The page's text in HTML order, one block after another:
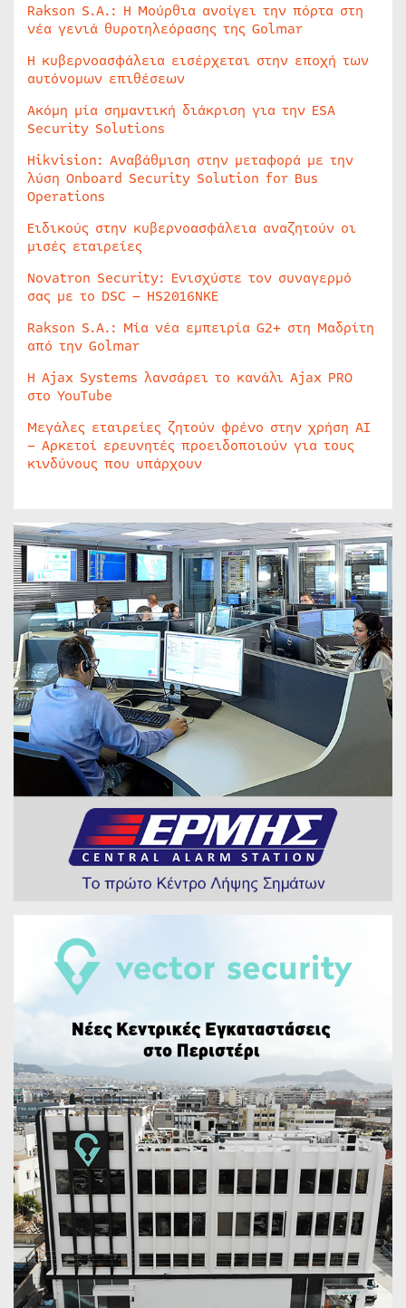
Rakson S.A.: Η Μούρθια ανοίγει την πόρτα στη
νέα γενιά θυροτηλεόρασης της Golmar
Η κυβερνοασφάλεια εισέρχεται στην εποχή των
αυτόνομων επιθέσεων
Ακόμη μία σημαντική διάκριση για την ESA
Security Solutions
Hikvision: Αναβάθμιση στην μεταφορά με την
λύση Onboard Security Solution for Bus
Operations
Ειδικούς στην κυβερνοασφάλεια αναζητούν οι
μισές εταιρείες
Novatron Security: Ενισχύστε τον συναγερμό
σας με το DSC – HS2016NKE
Rakson S.A.: Μία νέα εμπειρία G2+ στη Μαδρίτη
από την Golmar
Η Ajax Systems λανσάρει το κανάλι Ajax PRO
στο YouTube
Μεγάλες εταιρείες ζητούν φρένο στην χρήση AI
– Αρκετοί ερευνητές προειδοποιούν για τους
κινδύνους που υπάρχουν